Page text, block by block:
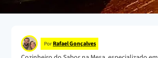
Por Rafael Gonçalves